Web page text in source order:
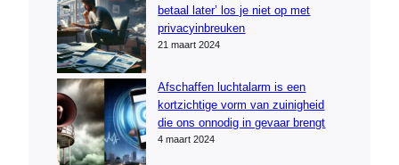
betaal later’ los je niet op met
privacyinbreuken
21 maart 2024
Afschaffen luchtalarm is een
kortzichtige vorm van zuinigheid
die ons onnodig in gevaar brengt
4 maart 2024